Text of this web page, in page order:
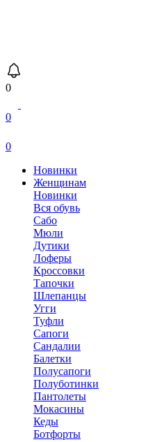
0
0
0
Новинки
Женщинам
Новинки
Вся обувь
Сабо
Мюли
Дутики
Лоферы
Кроссовки
Тапочки
Шлепанцы
Угги
Туфли
Сапоги
Сандалии
Балетки
Полусапоги
Полуботинки
Пантолеты
Мокасины
Кеды
Ботфорты